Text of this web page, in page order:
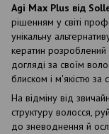
Agi Max Plus від
рішенням у світі
унікальну
кератин розроблений
догляді за своїм
блиском і м'якістю
На відміну від
структуру волосся,
до зневоднення й